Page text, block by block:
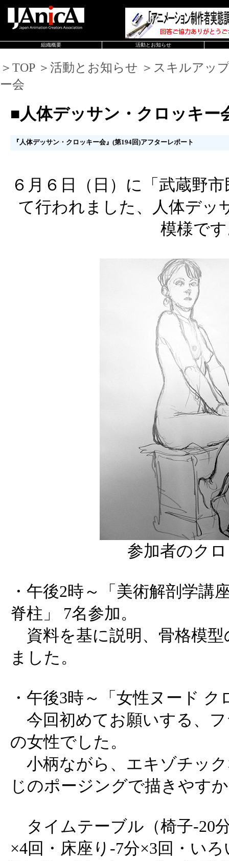
組織概要 活動とお知らせ
＞TOP ＞活動とお知らせ ＞スキルアッ
ー会
■人体デッサン・クロッキー
『人体デッサン・クロッキー会』(第194回)アフターレポート
６月６日（日）に「武蔵野
て行われました、人体デッ
模様で
参加者のク
・午後2時～「美術解剖学講
脊柱」 7名参加。
資料を基に説明、骨格模
ました。
・午後3時～「女性ヌード ク
今回初めてお願いする、
の女性でした。
小柄ながら、エキゾチッ
じのポージングで描きやす
タイムテーブル（椅子-20
×4回・床座り-7分×3回・い